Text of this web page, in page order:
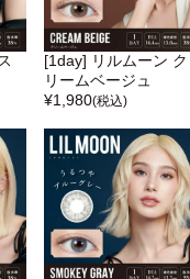
[1day] リルムーン ク
リームベージュ
¥1,980(税込)